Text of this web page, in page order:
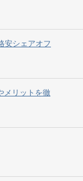
安シェアオフ
メリットを徹